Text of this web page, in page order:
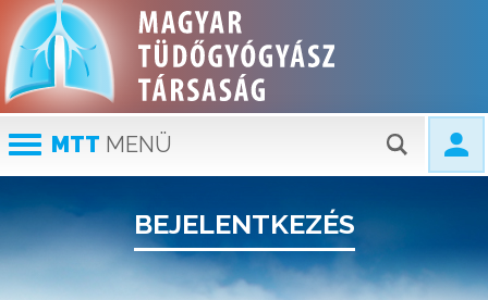
MTT MENÜ
BEJELENTKEZÉS